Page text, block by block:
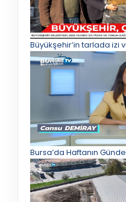
Büyükşehir’in tarlada izi
Bursa’da Haftanın